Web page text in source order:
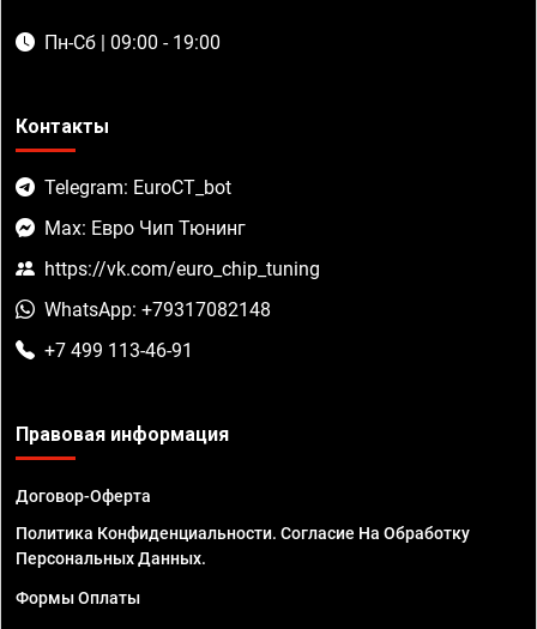
Пн-Сб | 09:00 - 19:00
Контакты
Telegram: EuroCT_bot
Max: Евро Чип Тюнинг
https://vk.com/euro_chip_tuning
WhatsApp: +79317082148
+7 499 113-46-91
Правовая информация
Договор-Оферта
Политика Конфиденциальности. Согласие На Обработку
Персональных Данных.
Формы Оплаты